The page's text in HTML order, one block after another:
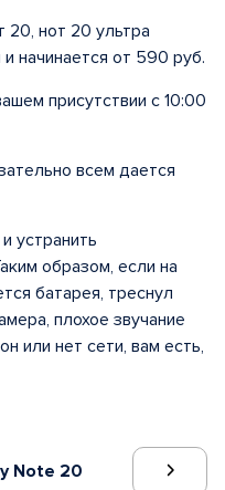
Note 20
20, нот 20 ультра
начинается от 590 руб.
присутствии с 10:00
всем дается
устранить
образом, если на
батарея, треснул
плохое звучание
или нет сети, вам есть,